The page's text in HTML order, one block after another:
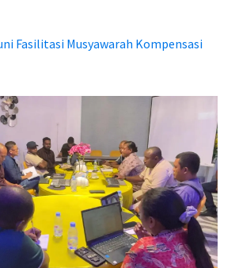
Fasilitasi Musyawarah Kompensasi